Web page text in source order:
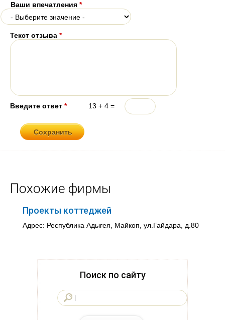
Ваши впечатления *
Текст отзыва *
Введите ответ * 13 + 4 =
Похожие фирмы
Проекты коттеджей
Адрес: Республика Адыгея, Майкоп, ул.Гайдара, д.80
Поиск по сайту